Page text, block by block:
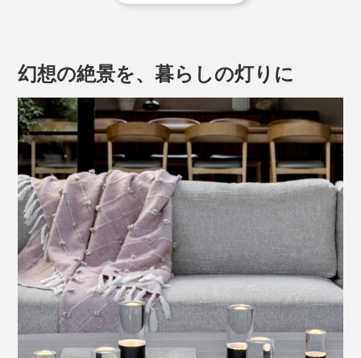
サイズは3種
直径4.5×高さ8cm
直径6×高さ8cm
直径6×高さ12cm（本品）
ひとつで使っても、大きさ違いを複数並べても、スタイ
リッシュ。ミニマルなデザインは、灯りを消してもアー
トピースのように空間になじみ、インテリアを引き立て
タイマー機能は、6時間点灯・18時間消灯を繰り返す
「24hサイクルタイプ」。一度設定すれば、スイッチに
触れることなく、毎日同じ時間に点灯・消灯します。
実際に使ってみると、この「24hサイクル」が、便利を
超えて、心地いい。
幻想の絶景を、暮らしの灯りに